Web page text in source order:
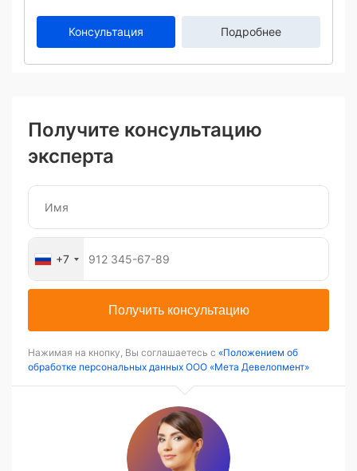
Консультация Подробнее
Получите консультацию
эксперта
+7
Получить консультацию
Нажимая на кнопку, Вы соглашаетесь с «Положением об
обработке персональных данных ООО «Мета Девелопмент»